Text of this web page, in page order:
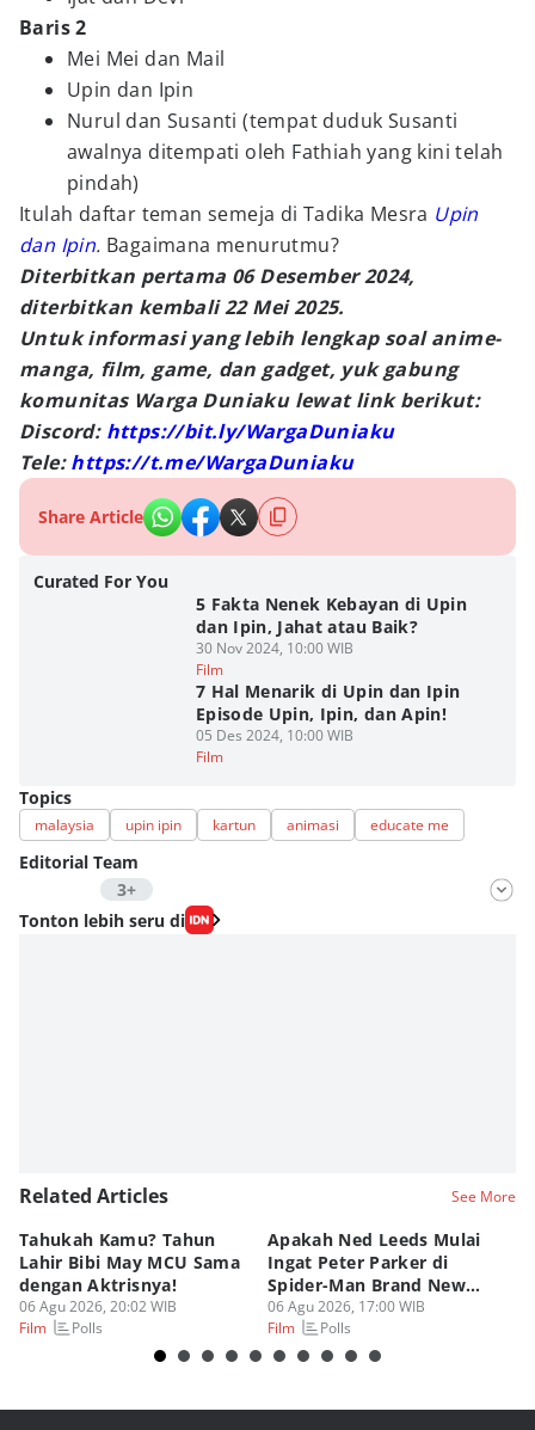
Baris 2
Mei Mei dan Mail
Upin dan Ipin
Nurul dan Susanti (tempat duduk Susanti
awalnya ditempati oleh Fathiah yang kini telah
pindah)
Itulah daftar teman semeja di Tadika Mesra Upin
dan Ipin. Bagaimana menurutmu?
Diterbitkan pertama 06 Desember 2024,
diterbitkan kembali 22 Mei 2025.
Untuk informasi yang lebih lengkap soal anime-
manga, film, game, dan gadget, yuk gabung
komunitas Warga Duniaku lewat link berikut:
Discord: https://bit.ly/WargaDuniaku
Tele:https://t.me/WargaDuniaku
Share Article
Curated For You
5 Fakta Nenek Kebayan di Upin
dan Ipin, Jahat atau Baik?
30 Nov 2024, 10:00 WIB
Film
7 Hal Menarik di Upin dan Ipin
Episode Upin, Ipin, dan Apin!
05 Des 2024, 10:00 WIB
Film
Topics
malaysia upin ipin kartun animasi educate me
Editorial Team
3+
Editor
Nadia Agatha Pramesthi
Tonton lebih seru di
Related Articles See More
Tahukah Kamu? Tahun
Lahir Bibi May MCU Sama
dengan Aktrisnya!
06 Agu 2026, 20:02 WIB
Film
Polls
Apakah Ned Leeds Mulai
Ingat Peter Parker di
Spider-Man Brand New
Day?
06 Agu 2026, 17:00 WIB
Film
Polls